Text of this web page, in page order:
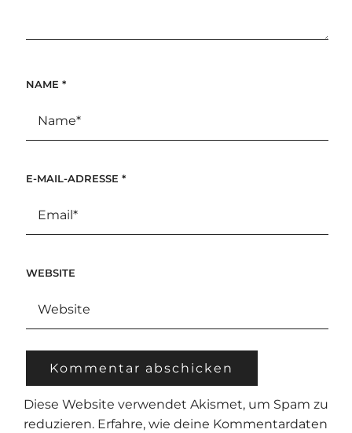
NAME *
E-MAIL-ADRESSE *
WEBSITE
Diese Website verwendet Akismet, um Spam zu
reduzieren. Erfahre, wie deine Kommentardaten